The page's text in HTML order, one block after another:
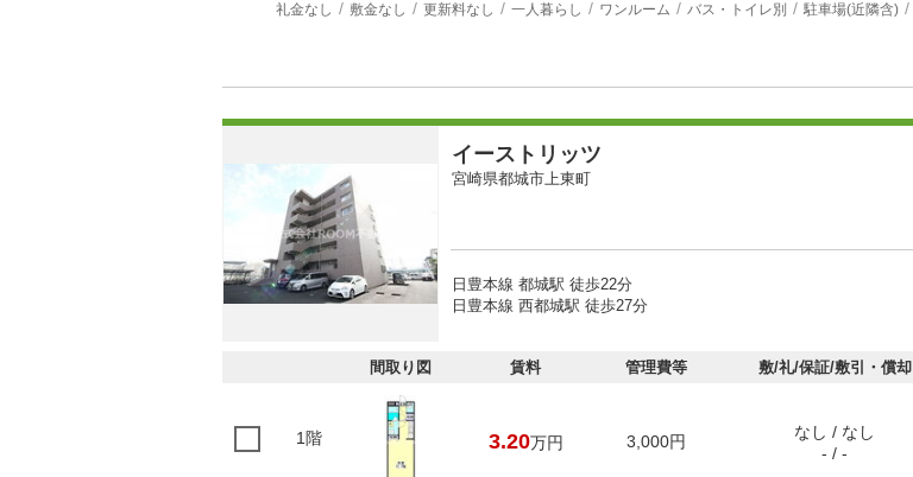
礼金なし 敷金なし 更新料なし 一人暮らし ワンルーム バス・トイレ別 駐車場(近隣含)
イーストリッツ
宮崎県都城市上東町
日豊本線 都城駅 徒歩22分
日豊本線 西都城駅 徒歩27分
間取り図 賃料 管理費等 敷/礼/保証/敷引・償却
1階 3.20万円 3,000円
なし / なし
- / -